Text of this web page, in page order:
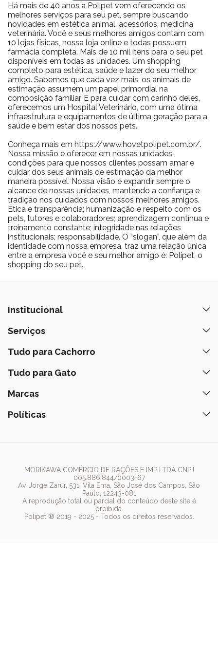
Há mais de 40 anos a Polipet vem oferecendo os
melhores serviços para seu pet, sempre buscando
novidades em estética animal, acessórios, medicina
veterinária. Você e seus melhores amigos contam com
10 lojas físicas, nossa loja online e todas possuem
farmácia completa. Mais de 10 mil itens para o seu pet
disponíveis em todas as unidades. Um shopping
completo para estética, saúde e lazer do seu melhor
amigo. Sabemos que cada vez mais, os animais de
estimação assumem um papel primordial na
composição familiar. E para cuidar com carinho deles,
oferecemos um Hospital Veterinário, com uma ótima
infraestrutura e equipamentos de última geração para a
saúde e bem estar dos nossos pets.
Conheça mais em https://www.hovetpolipet.com.br/.
Nossa missão é oferecer em nossas unidades,
condições para que nossos clientes possam amar e
cuidar dos seus animais de estimação da melhor
maneira possível. Nossa visão é expandir sempre o
alcance de nossas unidades, mantendo a confiança e
tradição nos cuidados com nossos melhores amigos.
Ética e transparência; humanização e respeito com os
pets, tutores e colaboradores; aprendizagem contínua e
treinamento constante; integridade nas relações
institucionais; responsabilidade. O “slogan”, que além da
identidade com nossa empresa, traz uma relação única
entre a empresa você e seu melhor amigo é: Polipet, o
shopping do seu pet.
Institucional
Quem Somos
Prazos de Entrega
Fale Conosco
Lista de Desejos
Serviços
Banho e Tosa
Peça pelo Delivery
Assinatura Polipet
Tudo para Cachorro
Ração
Coleiras
Tudo para Gato
Ração
Marcas
Nexgard
Pedigree
Whiskas
Dog Chow
Royal Canin
Políticas
MORIKAWA COMÉRCIO DE RAÇÕES E IMP LTDA CNPJ
005.886.844/0003-67
Av. Jorge Zarur, 531, Vila Ema, São José dos Campos, São
Paulo, 12243-081
A reprodução total ou parcial do conteúdo deste site é
proibida.
Polipet ® 2019 - 2025 - Todos os direitos reservados.